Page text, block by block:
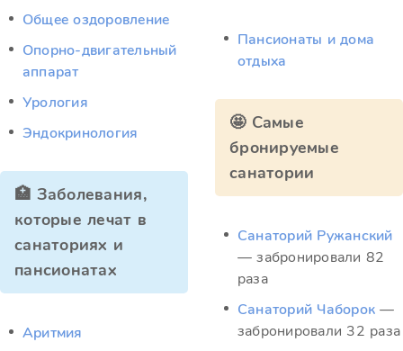
Общее оздоровление
Опорно-двигательный
аппарат
Урология
Эндокринология
🏥 Заболевания,
которые лечат в
санаториях и
пансионатах
Аритмия
Пансионаты и дома
отдыха
🤩 Самые
бронируемые
санатории
Санаторий Ружанский
— забронировали 82
раза
Санаторий Чаборок —
забронировали 32 раза